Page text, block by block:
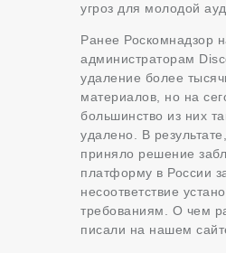
угроз для молодой
Ранее Роскомнадзор
администраторам
удаление более
материалов, но на
большинство из них
удалено. В
приняло решение
платформу в России
несоответствие
требованиям. О чем
писали на нашем